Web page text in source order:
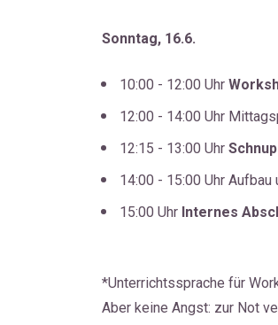
Sonntag, 16.6.
10:00 - 12:00 Uhr
12:00 - 14:00 Uhr
12:15 - 13:00 Uhr
14:00 - 15:00 Uhr Aufbau
15:00 Uhr Internes
*Unterrichtssprache für
Aber keine Angst: zur Not